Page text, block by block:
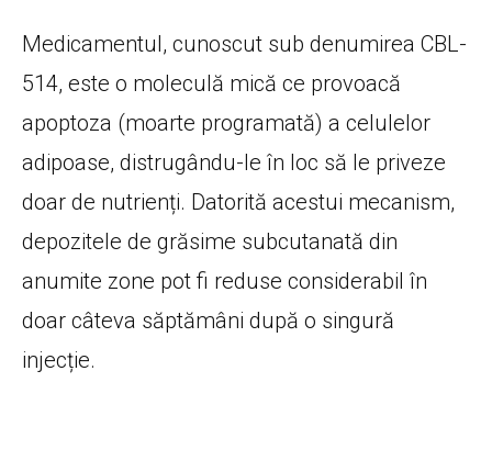
Medicamentul, cunoscut sub denumirea CBL-
514, este o moleculă mică ce provoacă
apoptoza (moarte programată) a celulelor
adipoase, distrugându-le în loc să le priveze
doar de nutrienți. Datorită acestui mecanism,
depozitele de grăsime subcutanată din
anumite zone pot fi reduse considerabil în
doar câteva săptămâni după o singură
injecție.